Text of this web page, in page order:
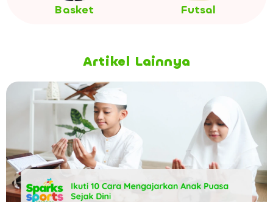
Basket Futsal
Artikel Lainnya